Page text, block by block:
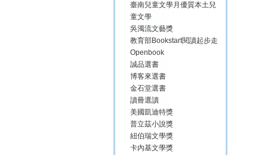
臺南兒童文學月優質本土兒
童文學
吳濁流文藝獎
教育部Bookstart閱讀起步走
Openbook
誠品選書
博客來選書
金石堂選書
讀冊選讀
美國凱迪特獎
普立茲小說獎
紐伯瑞文學獎
卡內基文學獎